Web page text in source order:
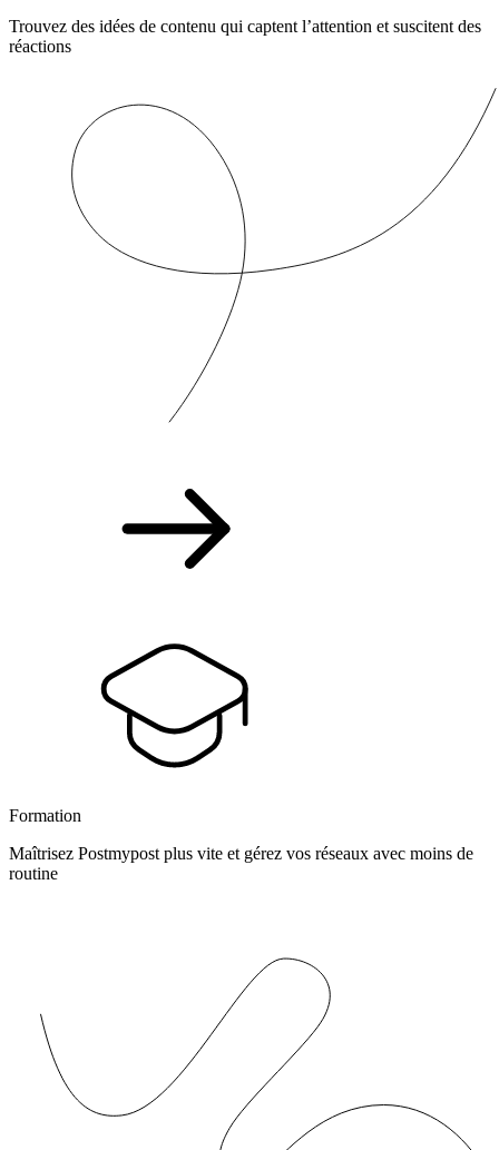
Trouvez des idées de contenu qui captent l’attention et suscitent des
réactions
Formation
Maîtrisez Postmypost plus vite et gérez vos réseaux avec moins de
routine